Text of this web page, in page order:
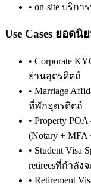
• on-site บริก
Use Cases ยอด
• Corporate
ย่านอุตรดิตถ์
• Marriage
ที่พักอุตรดิตถ์
• Property
(Notary +
• Student Visa
retireesที่กำลัง
• Retirement